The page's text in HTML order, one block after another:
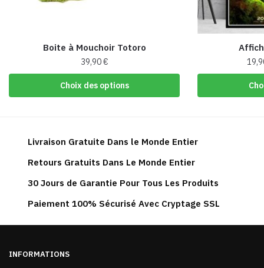
Boite à Mouchoir Totoro
39,90€
Choix des options
Ce
produit
variations.
options
peuvent
choisies
sur
Livraison Gratuite Dans le Monde Entier
Retours Gratuits Dans Le Monde Entier
30 Jours de Garantie Pour Tous Les Produits
Paiement 100% Sécurisé Avec Cryptage SSL
INFORMATIONS